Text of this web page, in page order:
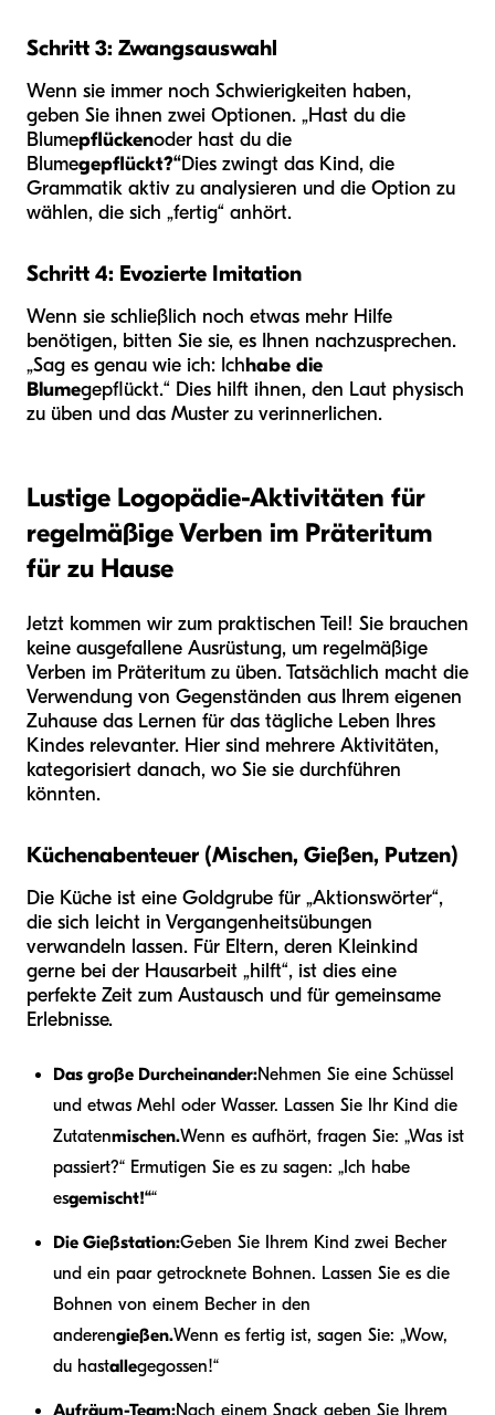
Schritt 3: Zwangsauswahl
Wenn sie immer noch Schwierigkeiten haben,
geben Sie ihnen zwei Optionen. „Hast du die
Blumepflückenoder hast du die
Blumegepflückt?“Dies zwingt das Kind, die
Grammatik aktiv zu analysieren und die Option zu
wählen, die sich „fertig“ anhört.
Schritt 4: Evozierte Imitation
Wenn sie schließlich noch etwas mehr Hilfe
benötigen, bitten Sie sie, es Ihnen nachzusprechen.
„Sag es genau wie ich: Ichhabe die
Blumegepflückt.“ Dies hilft ihnen, den Laut physisch
zu üben und das Muster zu verinnerlichen.
Lustige Logopädie-Aktivitäten für
regelmäßige Verben im Präteritum
für zu Hause
Jetzt kommen wir zum praktischen Teil! Sie brauchen
keine ausgefallene Ausrüstung, um regelmäßige
Verben im Präteritum zu üben. Tatsächlich macht die
Verwendung von Gegenständen aus Ihrem eigenen
Zuhause das Lernen für das tägliche Leben Ihres
Kindes relevanter. Hier sind mehrere Aktivitäten,
kategorisiert danach, wo Sie sie durchführen
könnten.
Küchenabenteuer (Mischen, Gießen, Putzen)
Die Küche ist eine Goldgrube für „Aktionswörter“,
die sich leicht in Vergangenheitsübungen
verwandeln lassen. Für Eltern, deren Kleinkind
gerne bei der Hausarbeit „hilft“, ist dies eine
perfekte Zeit zum Austausch und für gemeinsame
Erlebnisse.
Das große Durcheinander:Nehmen Sie eine Schüssel
und etwas Mehl oder Wasser. Lassen Sie Ihr Kind die
Zutatenmischen.Wenn es aufhört, fragen Sie: „Was ist
passiert?“ Ermutigen Sie es zu sagen: „Ich habe
esgemischt!““
Die Gießstation:Geben Sie Ihrem Kind zwei Becher
und ein paar getrocknete Bohnen. Lassen Sie es die
Bohnen von einem Becher in den
anderengießen.Wenn es fertig ist, sagen Sie: „Wow,
du hastallegegossen!“
Aufräum-Team:Nach einem Snack geben Sie Ihrem